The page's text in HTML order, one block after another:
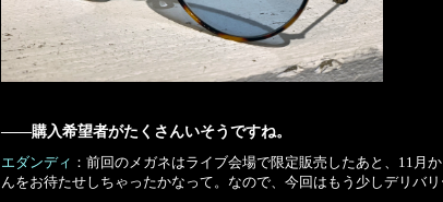
――購入希望者がたくさんいそうですね。
エダンディ ：前回のメガネはライブ会場で限定販売したあと、11月
んをお待たせしちゃったかなって。なので、今回はもう少しデリバリ